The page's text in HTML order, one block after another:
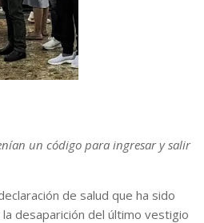
un código para ingresar y salir
de salud que ha sido
desaparición del último vestigio